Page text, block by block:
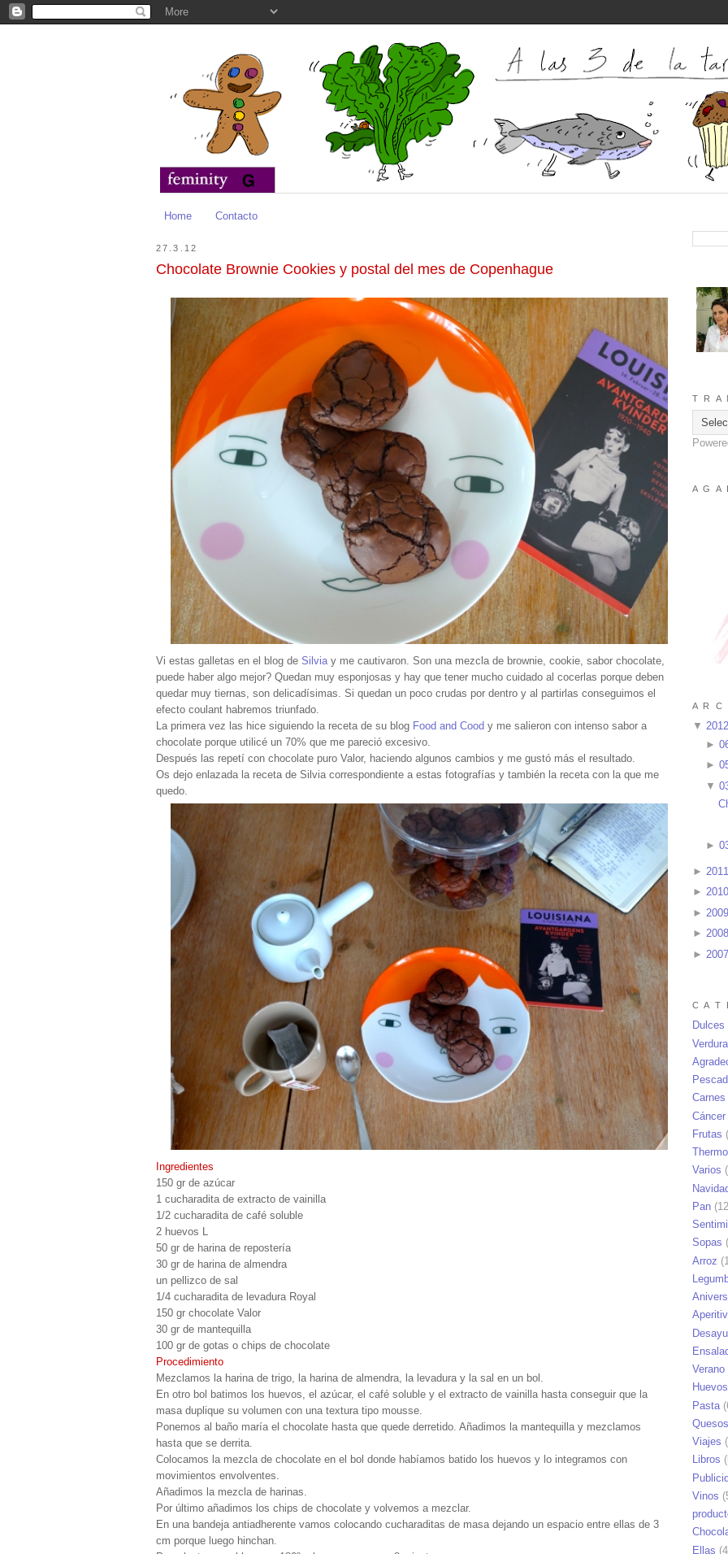
Home Contacto
27.3.12
Chocolate Brownie Cookies y postal del mes de Copenhague
Vi estas galletas en el blog de Silvia y me cautivaron. Son una mezcla de brownie, cookie, sabor chocolate,
puede haber algo mejor? Quedan muy esponjosas y hay que tener mucho cuidado al cocerlas porque deben
quedar muy tiernas, son delicadísimas. Si quedan un poco crudas por dentro y al partirlas conseguimos el
efecto coulant habremos triunfado.
La primera vez las hice siguiendo la receta de su blog Food and Cood y me salieron con intenso sabor a
chocolate porque utilicé un 70% que me pareció excesivo.
Después las repetí con chocolate puro Valor, haciendo algunos cambios y me gustó más el resultado.
Os dejo enlazada la receta de Silvia correspondiente a estas fotografías y también la receta con la que me
quedo.
Ingredientes
150 gr de azúcar
1 cucharadita de extracto de vainilla
1/2 cucharadita de café soluble
2 huevos L
50 gr de harina de repostería
30 gr de harina de almendra
un pellizco de sal
1/4 cucharadita de levadura Royal
150 gr chocolate Valor
30 gr de mantequilla
100 gr de gotas o chips de chocolate
Procedimiento
Mezclamos la harina de trigo, la harina de almendra, la levadura y la sal en un bol.
En otro bol batimos los huevos, el azúcar, el café soluble y el extracto de vainilla hasta conseguir que la
masa duplique su volumen con una textura tipo mousse.
Ponemos al baño maría el chocolate hasta que quede derretido. Añadimos la mantequilla y mezclamos
hasta que se derrita.
Colocamos la mezcla de chocolate en el bol donde habíamos batido los huevos y lo integramos con
movimientos envolventes.
Añadimos la mezcla de harinas.
Por último añadimos los chips de chocolate y volvemos a mezclar.
En una bandeja antiadherente vamos colocando cucharaditas de masa dejando un espacio entre ellas de 3
cm porque luego hinchan.
T R A
A G A
A R C
▼ 2012
►
►
▼
►
► 2011
► 2010
► 2009
► 2008
► 2007
C A T
Dulces
Carnes
Cáncer
Frutas
Varios
Pan
Sopas
Arroz
Verano
Huevos
Pasta
Quesos
Viajes
Libros
Vinos
Ellas